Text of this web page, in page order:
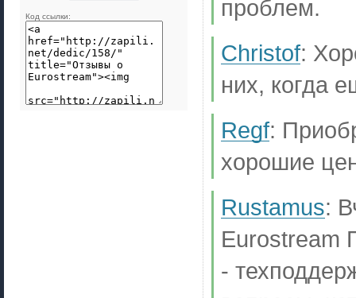
Код ссылки:
проблем.
Christof:
них, когда
Regf:
хорошие
Rustamus:
Eurostream
-